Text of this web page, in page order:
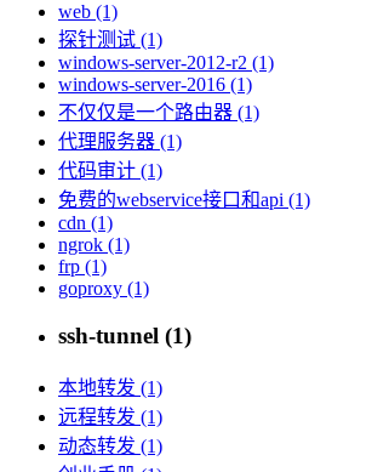
web (1)
探针测试 (1)
windows-server-2012-r2 (1)
windows-server-2016 (1)
不仅仅是一个路由器 (1)
代理服务器 (1)
代码审计 (1)
免费的webservice接口和api (1)
cdn (1)
ngrok (1)
frp (1)
goproxy (1)
ssh-tunnel (1)
本地转发 (1)
远程转发 (1)
动态转发 (1)